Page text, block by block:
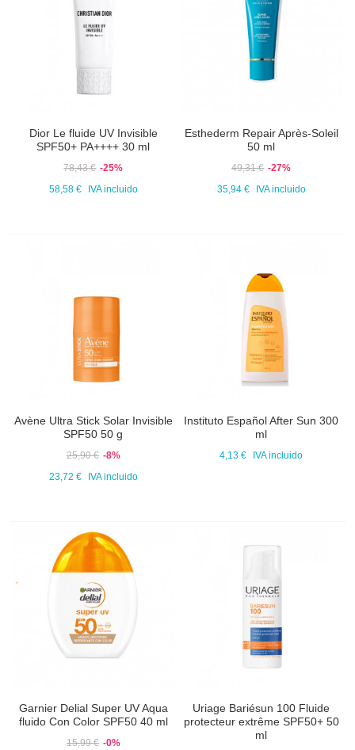
Dior Le fluide UV Invisible
SPF50+ PA++++ 30 ml
78,43 € -25%
58,58 €
IVA incluido
Esthederm Repair Après-Soleil
50 ml
49,31 € -27%
35,94 €
IVA incluido
Avène Ultra Stick Solar Invisible
SPF50 50 g
25,90 € -8%
23,72 €
IVA incluido
Instituto Español After Sun 300
ml
4,13 € IVA incluido
Garnier Delial Super UV Aqua
fluido Con Color SPF50 40 ml
15,99 € -0%
Uriage Bariésun 100 Fluide
protecteur extrême SPF50+ 50
ml